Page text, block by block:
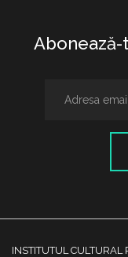
INSTITUTUL CULTURAL